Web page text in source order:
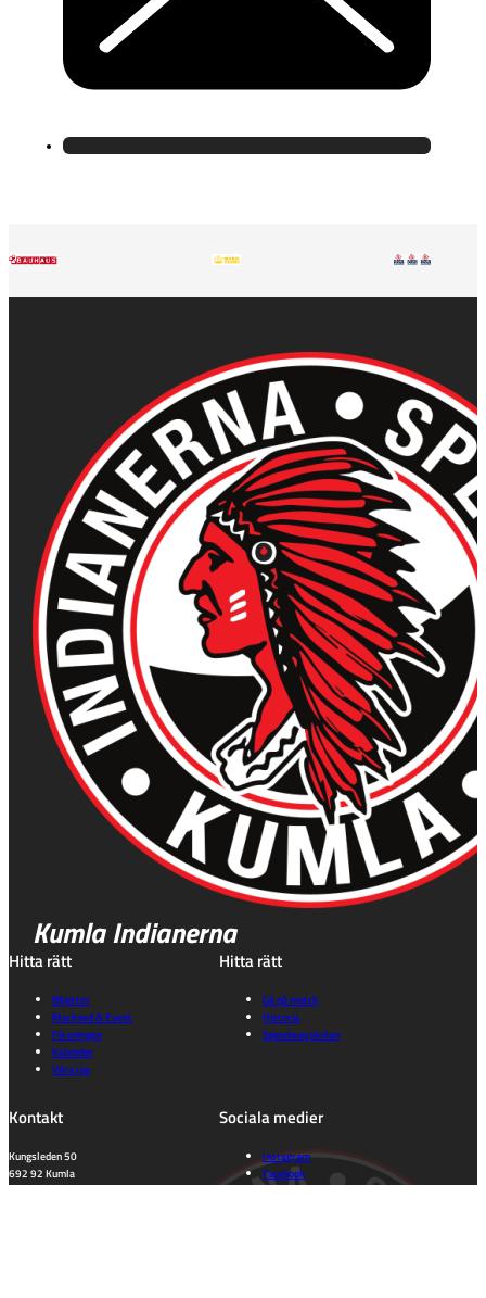
Kumla Indianerna
Hitta rätt
Biljetter
Marknad & Event
Föreningen
Kalender
Våra lag
Hitta rätt
Gå på match
Historia
Speedwayskolan
Kontakt
Kungsleden 50
692 92 Kumla
Orebro Län
Sociala medier
Instagram
Facebook
Tiktok